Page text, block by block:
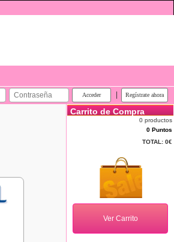
Carrito de Compra
0 productos
0 Puntos
TOTAL: 0€